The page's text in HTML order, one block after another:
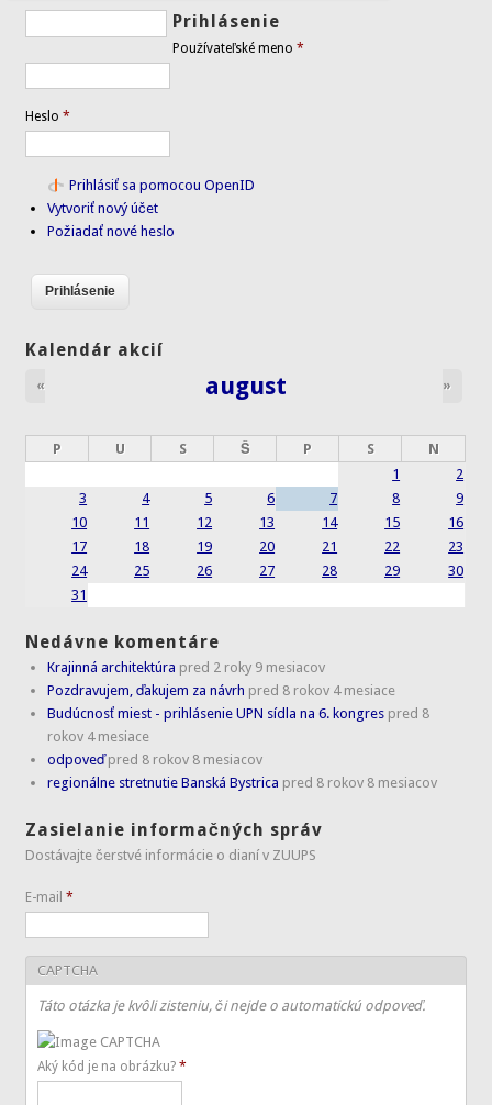
Prihlásenie
Používateľské meno*
Heslo*
Prihlásiť sa pomocou OpenID
Vytvoriť nový účet
Požiadať nové heslo
Kalendár akcií
august
« »
P U S Š P S
N
1
2
3
4 5 6 7 8
9
10
11 12 13 14 15
16
17
18 19 20 21 22
23
24
25 26 27 28 29
30
31
Nedávne komentáre
Krajinná architektúra pred 2 roky 9 mesiacov
Pozdravujem, ďakujem za návrh pred 8 rokov 4 mesiace
Budúcnosť miest - prihlásenie UPN sídla na 6. kongres pred 8
rokov 4 mesiace
odpoveď pred 8 rokov 8 mesiacov
regionálne stretnutie Banská Bystrica pred 8 rokov 8 mesiacov
Zasielanie informačných správ
Dostávajte čerstvé informácie o dianí v ZUUPS
E-mail*
CAPTCHA
Táto otázka je kvôli zisteniu, či nejde o automatickú odpoveď.
Aký kód je na obrázku?*